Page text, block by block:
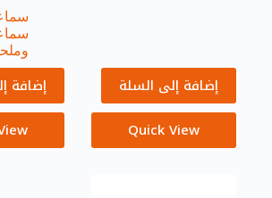
إضافة إلى السلة
Quick View
إضافة